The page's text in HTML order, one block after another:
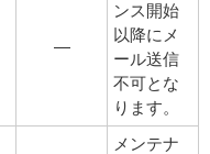
―
ンス開始
以降にメ
ール送信
不可とな
ります。
メンテナ